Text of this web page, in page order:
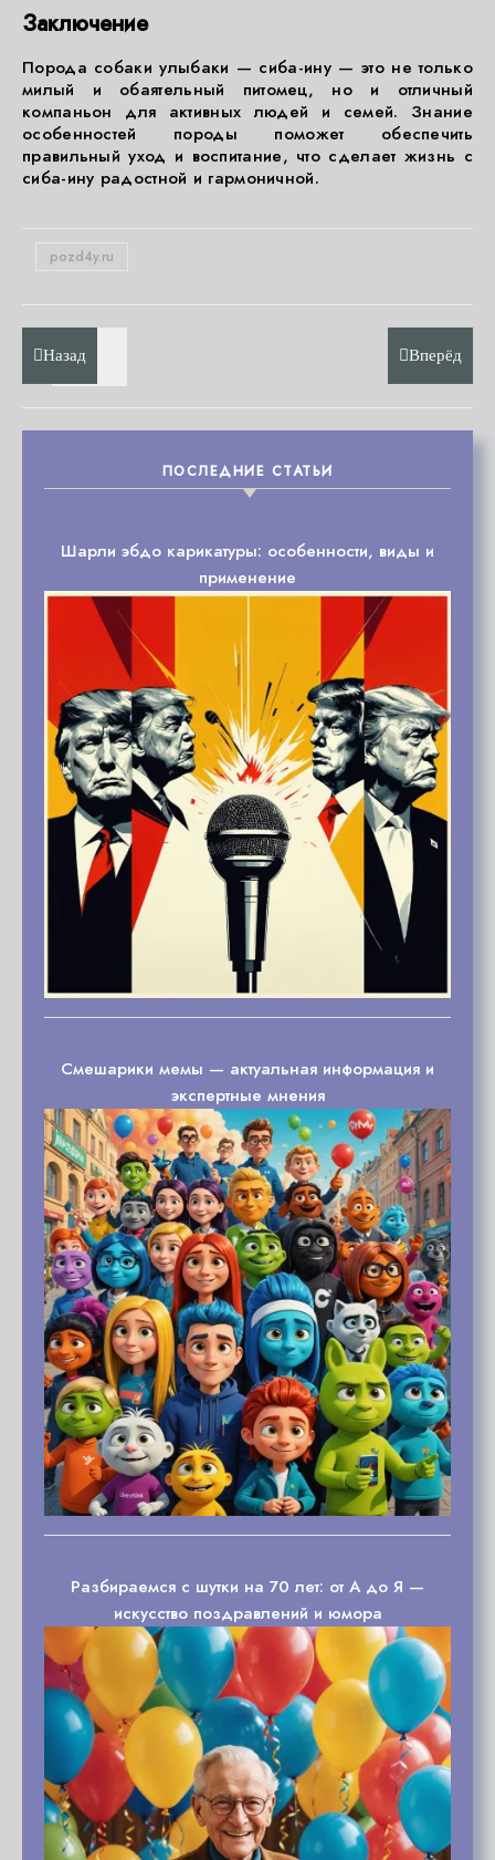
Заключение
Порода собаки улыбаки — сиба-ину — это не только
милый и обаятельный питомец, но и отличный
компаньон для активных людей и семей. Знание
особенностей породы поможет обеспечить
правильный уход и воспитание, что сделает жизнь с
сиба-ину радостной и гармоничной.
pozd4y.ru
Назад Вперёд
ПОСЛЕДНИЕ СТАТЬИ
Шарли эбдо карикатуры: особенности, виды и
применение
Смешарики мемы — актуальная информация и
экспертные мнения
Разбираемся с шутки на 70 лет: от А до Я —
искусство поздравлений и юмора